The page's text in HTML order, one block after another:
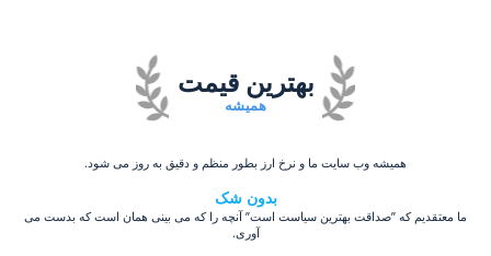
همیشه
بهترین قیمت
همیشه وب سایت ما و نرخ ارز بطور منظم و دقیق به روز می شود.
بدون شک
ما معتقدیم که ”صداقت بهترین سیاست است” آنچه را که می بینی همان است که بدست می
آوری.